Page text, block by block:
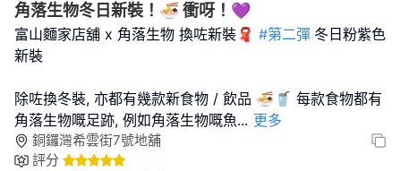
角落生物冬日新裝！🍜 衝呀！💜
富山麵家店舖 x 角落生物 換咗新裝🧣 #第二彈 冬日粉紫色
新裝
除咗換冬裝, 亦都有幾款新食物 / 飲品 🍜🥤 每款食物都有
角落生物嘅足跡, 例如角落生物嘅魚... 更多
銅鑼灣希雲街7號地舖
評分